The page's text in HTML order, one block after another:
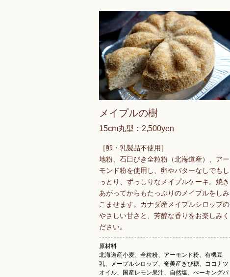
メイプルの樹
15cm丸型：2,500yen
［卵・乳製品不使用］
地粉、石臼びき全粒粉（北海道産）、アー
モンド粉を使用し、卵やバターなしでもし
っとり、ずっしりなメイプルケーキ。焼き
あがってからもたっぷりのメイプルをしみ
こませます。カナダ産メイプルシロップの
やさしい甘さと、芳醇な香りをお楽しみく
ださい。
原材料
北海道産小麦、全粒粉、アーモンド粉、有機豆
乳、メープルシロップ、奄美産きび糖、ココナツ
オイル、国産レモン果汁、自然塩、べーキングパ